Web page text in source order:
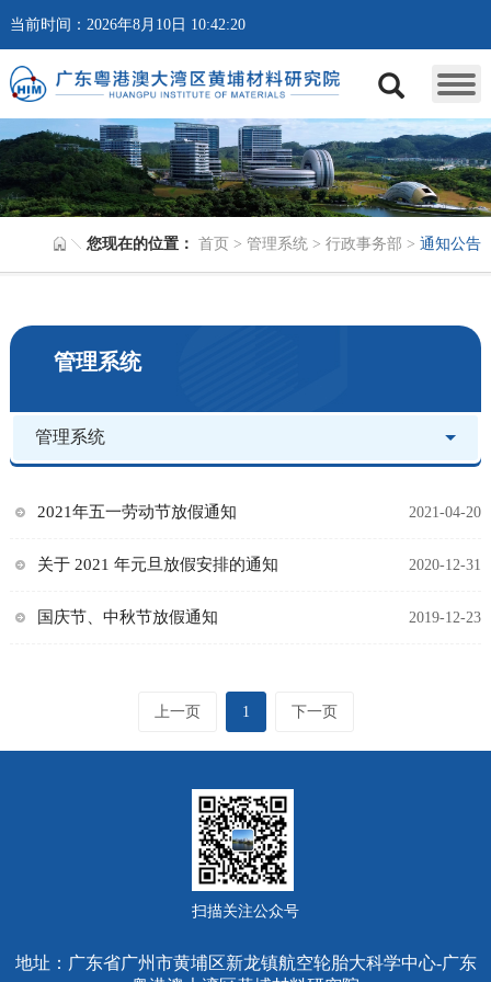
当前时间：2026年8月10日 10:42:20
您现在的位置： 首页 >管理系统 >行政事务部 >通知公告
管理系统
管理系统
2021-04-20
2021年五一劳动节放假通知
2020-12-31
关于 2021 年元旦放假安排的通知
2019-12-23
国庆节、中秋节放假通知
上一页 1 下一页
扫描关注公众号
地址：广东省广州市黄埔区新龙镇航空轮胎大科学中心-广东